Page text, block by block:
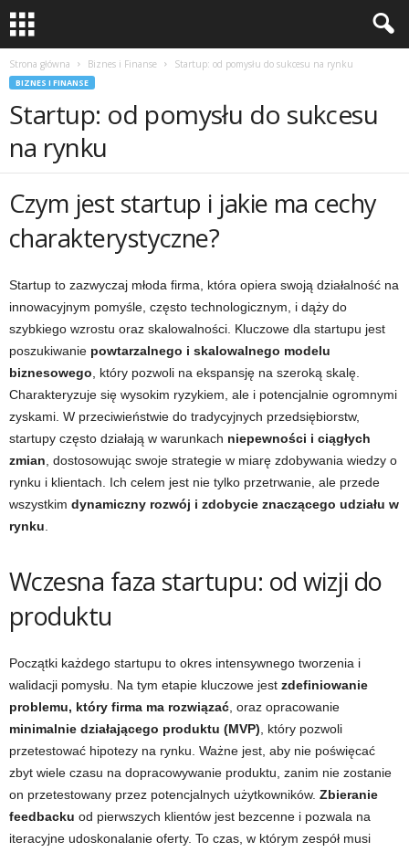
Strona główna Biznes i Finanse Startup: od pomysłu do sukcesu na rynku
BIZNES I FINANSE
Startup: od pomysłu do sukcesu
na rynku
Czym jest startup i jakie ma cechy
charakterystyczne?
Startup to zazwyczaj młoda firma, która opiera swoją działalność na
innowacyjnym pomyśle, często technologicznym, i dąży do
szybkiego wzrostu oraz skalowalności. Kluczowe dla startupu jest
poszukiwanie powtarzalnego i skalowalnego modelu
biznesowego , który pozwoli na ekspansję na szeroką skalę.
Charakteryzuje się wysokim ryzykiem, ale i potencjalnie ogromnymi
zyskami. W przeciwieństwie do tradycyjnych przedsiębiorstw,
startupy często działają w warunkach niepewności i ciągłych
zmian , dostosowując swoje strategie w miarę zdobywania wiedzy o
rynku i klientach. Ich celem jest nie tylko przetrwanie, ale przede
wszystkim dynamiczny rozwój i zdobycie znaczącego udziału w
rynku
Wczesna faza startupu: od wizji do
produktu
Początki każdego startupu to okres intensywnego tworzenia i
walidacji pomysłu. Na tym etapie kluczowe jest zdefiniowanie
problemu, który firma ma rozwiązać , oraz opracowanie
minimalnie działającego produktu (MVP) , który pozwoli
przetestować hipotezy na rynku. Ważne jest, aby nie poświęcać
zbyt wiele czasu na dopracowywanie produktu, zanim nie zostanie
on przetestowany przez potencjalnych użytkowników. Zbieranie
feedbacku od pierwszych klientów jest bezcenne i pozwala na
iteracyjne udoskonalanie oferty. To czas, w którym zespół musi